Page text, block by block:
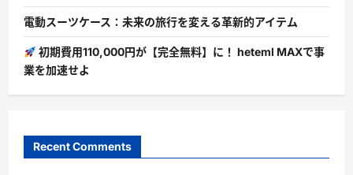
電動スーツケース：未来の旅行を変える革新的アイテム
初期費用110,000円が【完全無料】に！ heteml MAXで事
業を加速せよ
Recent Comments